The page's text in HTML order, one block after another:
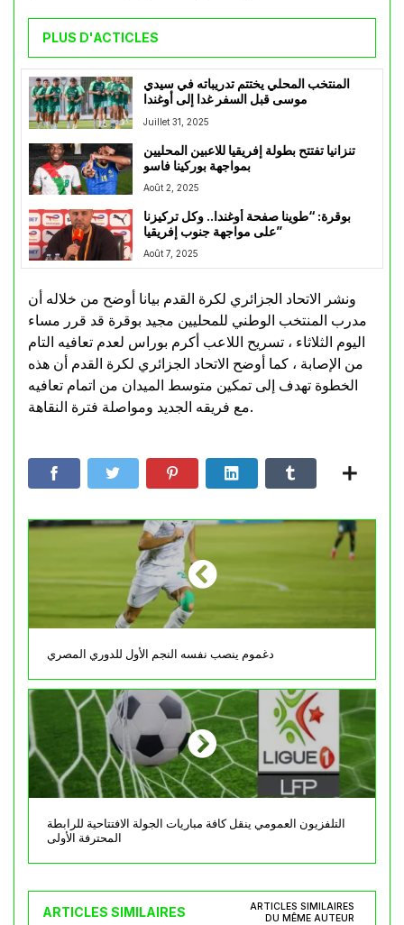
PLUS D'ACTICLES
المنتخب المحلي يختتم تدريباته في سيدي
موسى قبل السفر غدا إلى أوغندا
Juillet 31, 2025
تنزانيا تفتتح بطولة إفريقيا للاعبين المحليين
بمواجهة بوركينا فاسو
Août 2, 2025
بوقرة: “طوينا صفحة أوغندا.. وكل تركيزنا
على مواجهة جنوب إفريقيا”
Août 7, 2025
ونشر الاتحاد الجزائري لكرة القدم بيانا أوضح من خلاله أن
مدرب المنتخب الوطني للمحليين مجيد بوقرة قد قرر مساء
اليوم الثلاثاء ، تسريح اللاعب أكرم بوراس لعدم تعافيه التام
من الإصابة ، كما أوضح الاتحاد الجزائري لكرة القدم أن هذه
الخطوة تهدف إلى تمكين متوسط الميدان من اتمام تعافيه
مع فريقه الجديد ومواصلة فترة النقاهة.
دغموم ينصب نفسه النجم الأول للدوري المصري
التلفزيون العمومي ينقل كافة مباريات الجولة الافتتاحية للرابطة
المحترفة الأولى
ARTICLES SIMILAIRES
ARTICLES SIMILAIRES
DU MÊME AUTEUR